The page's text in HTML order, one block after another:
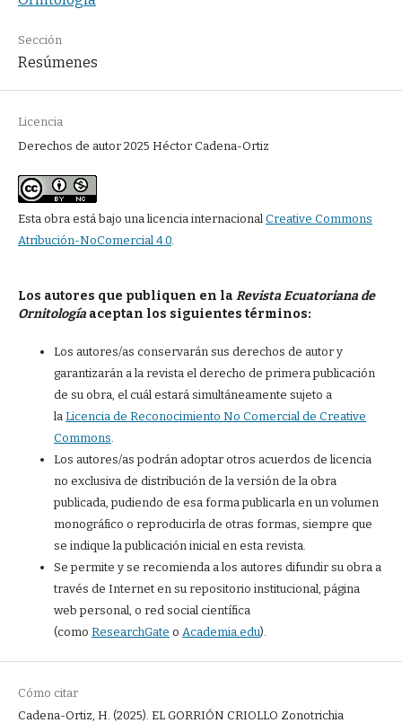
Sección
Resúmenes
Licencia
Derechos de autor 2025 Héctor Cadena-Ortiz
Esta obra está bajo una licencia internacional Creative Commons
Atribución-NoComercial 4.0.
Los autores que publiquen en la Revista Ecuatoriana de
Ornitologíaaceptan los siguientes términos:
Los autores/as conservarán sus derechos de autor y
garantizarán a la revista el derecho de primera publicación
de su obra, el cuál estará simultáneamente sujeto a
la Licencia de Reconocimiento No Comercial de Creative
Commons
Los autores/as podrán adoptar otros acuerdos de licencia
no exclusiva de distribución de la versión de la obra
publicada, pudiendo de esa forma publicarla en un volumen
monográfico o reproducirla de otras formas, siempre que
se indique la publicación inicial en esta revista.
Se permite y se recomienda a los autores difundir su obra a
través de Internet en su repositorio institucional, página
web personal, o red social científica
(como ResearchGate o Academia.edu).
Cómo citar
Cadena-Ortiz, H. (2025). EL GORRIÓN CRIOLLO Zonotrichia